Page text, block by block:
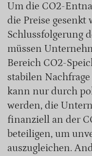
Um die CO2-
die Preise gesenkt
Schlussfolgerung
müssen
Bereich CO2-
stabilen
kann nur durch
werden, die
finanziell an der
beteiligen, um
auszugleichen.